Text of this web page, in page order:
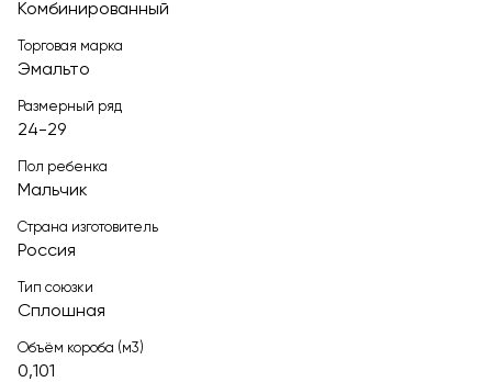
Комбинированный
Торговая марка
Эмальто
Размерный ряд
24-29
Пол ребенка
Мальчик
Страна изготовитель
Россия
Тип союзки
Сплошная
Объём короба (м3)
0,101